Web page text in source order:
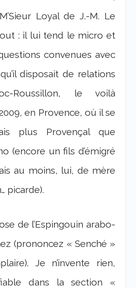
Loyal de J.-M. Le
: il lui tend le micro et
convenues avec
disposait de relations
Roussillon, le voilà
en Provence, où il se
plus Provençal que
(encore un fils d’émigré
au moins, lui, de mère
picarde).
de l’Espingouin arabo-
(prononcez « Senché »
Je n’invente rien,
dans la section «